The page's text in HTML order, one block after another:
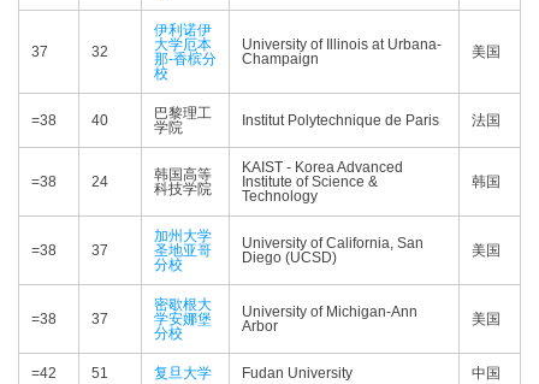
37 32
伊利诺伊
大学厄本
那-香槟分
校
University of Illinois at Urbana-
Champaign
美国
=38 40
巴黎理工
学院
Institut Polytechnique de Paris 法国
=38 24
韩国高等
科技学院
KAIST - Korea Advanced
Institute of Science &
Technology
韩国
=38 37
加州大学
圣地亚哥
分校
University of California, San
Diego (UCSD)
美国
=38 37
密歇根大
学安娜堡
分校
University of Michigan-Ann
Arbor
美国
=42 51 复旦大学 Fudan University 中国